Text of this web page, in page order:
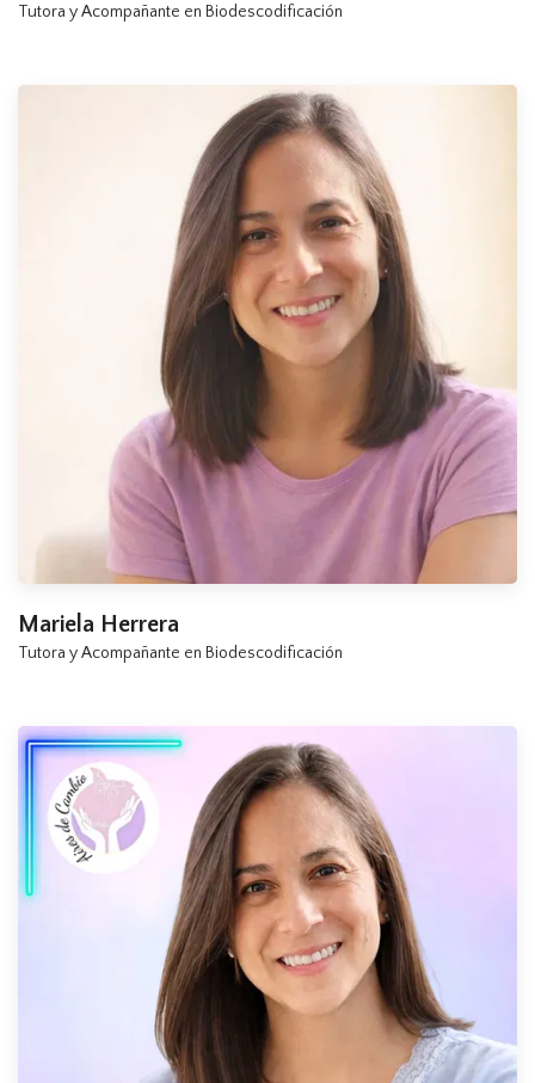
Tutora y Acompañante en Biodescodificación
Mariela Herrera
Tutora y Acompañante en Biodescodificación